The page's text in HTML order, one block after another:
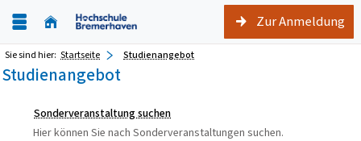
Zur Anmeldung
Sie sind hier: Startseite Studienangebot
Studienangebot
Sonderveranstaltung suchen
Hier können Sie nach Sonderveranstaltungen suchen.